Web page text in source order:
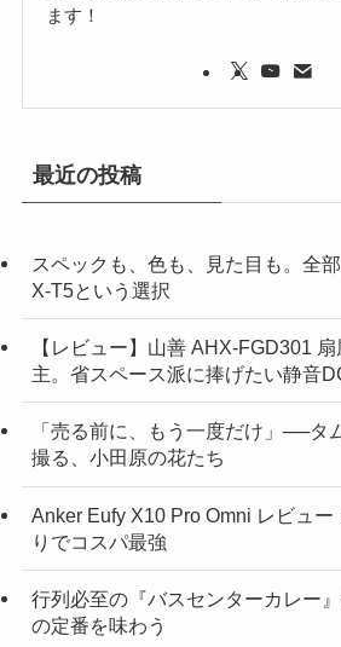
ます！
最近の投稿
スペックも、色も、見た目も。全
X-T5という選択
【レビュー】山善 AHX-FGD301
主。省スペース派に捧げたい静音
「売る前に、もう一度だけ」──タ
撮る、小田原の花たち
Anker Eufy X10 Pro Omni レビュー
りでコスパ最強
行列必至の『バスセンターカレー
の定番を味わう